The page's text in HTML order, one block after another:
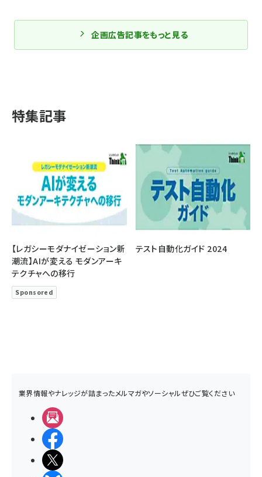
企画広告記事をもっと見る
業界情報やナレッジが詰まったメルマガやソーシャルぜひご覧ください
特集記事
【レガシーモダナイゼーション新
潮流】AIが変える モダンアーキ
テクチャへの移行
Sponsored
テスト自動化ガイド 2024